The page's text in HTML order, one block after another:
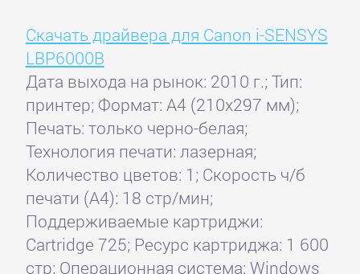
Скачать драйвера для Canon i-SENSYS
LBP6000B
Дата выхода на рынок: 2010 г.; Тип:
принтер; Формат: A4 (210x297 мм);
Печать: только черно-белая;
Технология печати: лазерная;
Количество цветов: 1; Скорость ч/б
печати (А4): 18 стр/мин;
Поддерживаемые картриджи:
Cartridge 725; Ресурс картриджа: 1 600
стр; Операционная система: Windows